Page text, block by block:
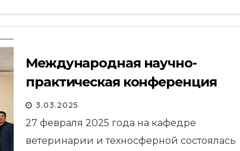
Международная научно-
практическая конференция
кафедры ветеринарии и
техносферной безопасности
3.03.2025
27 февраля 2025 года на кафедре
ветеринарии и техносферной состоялась